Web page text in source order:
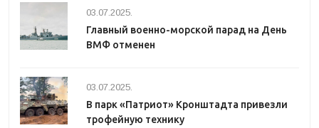
03.07.2025.
Главный военно-морской парад на День
ВМФ отменен
03.07.2025.
В парк «Патриот» Кронштадта привезли
трофейную технику